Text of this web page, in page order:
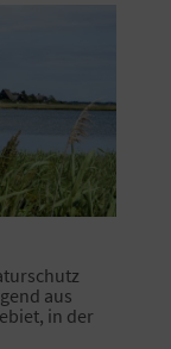
aus
in der